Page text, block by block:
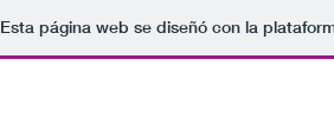
Esta página web se diseñó con la